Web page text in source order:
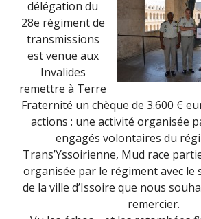
délégation du
28e régiment de
transmissions
est venue aux
Invalides
remettre à Terre
Fraternité un chèque de 3.600 €
actions : une activité organisée
engagés volontaires du
Trans’Yssoirienne, Mud race
organisée par le régiment avec le
de la ville d’Issoire que nous
remercier.